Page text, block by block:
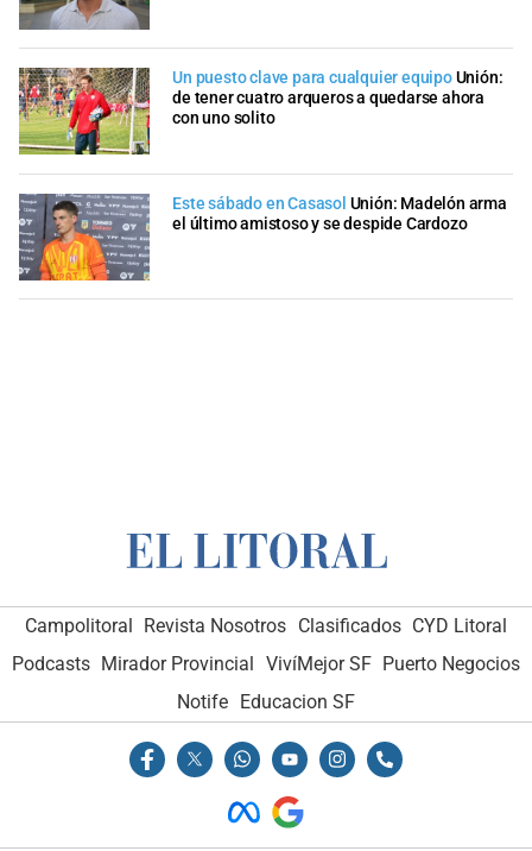
Un puesto clave para cualquier equipoUnión:
de tener cuatro arqueros a quedarse ahora
con uno solito
Este sábado en Casasol Unión: Madelón arma
el último amistoso y se despide Cardozo
Campolitoral Revista Nosotros Clasificados CYD Litoral
Podcasts Mirador Provincial VivíMejor SF Puerto Negocios
Notife Educacion SF